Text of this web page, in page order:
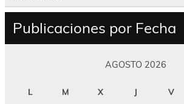
Publicaciones por Fecha
AGOSTO 2026
L M X J V